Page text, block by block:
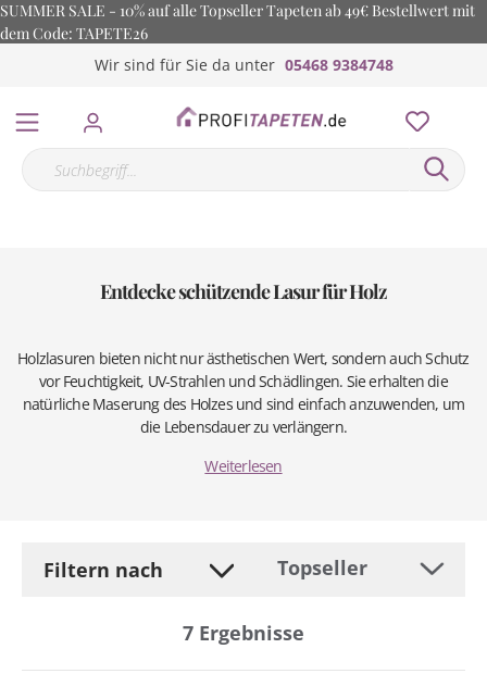
SUMMER SALE - 10% auf alle Topseller Tapeten ab 49€ Bestellwert mit
dem Code: TAPETE26
Wir sind für Sie da unter 05468 9384748
Entdecke schützende Lasur für Holz
Holzlasuren bieten nicht nur ästhetischen Wert, sondern auch Schutz
vor Feuchtigkeit, UV-Strahlen und Schädlingen. Sie erhalten die
natürliche Maserung des Holzes und sind einfach anzuwenden, um
die Lebensdauer zu verlängern.
Weiterlesen
Filtern nach
7 Ergebnisse